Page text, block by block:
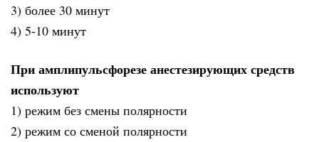
3) более 30 минут
4) 5-10 минут
При амплипульсфорезе анестезирующих средств
используют
1) режим без смены полярности
2) режим со сменой полярности